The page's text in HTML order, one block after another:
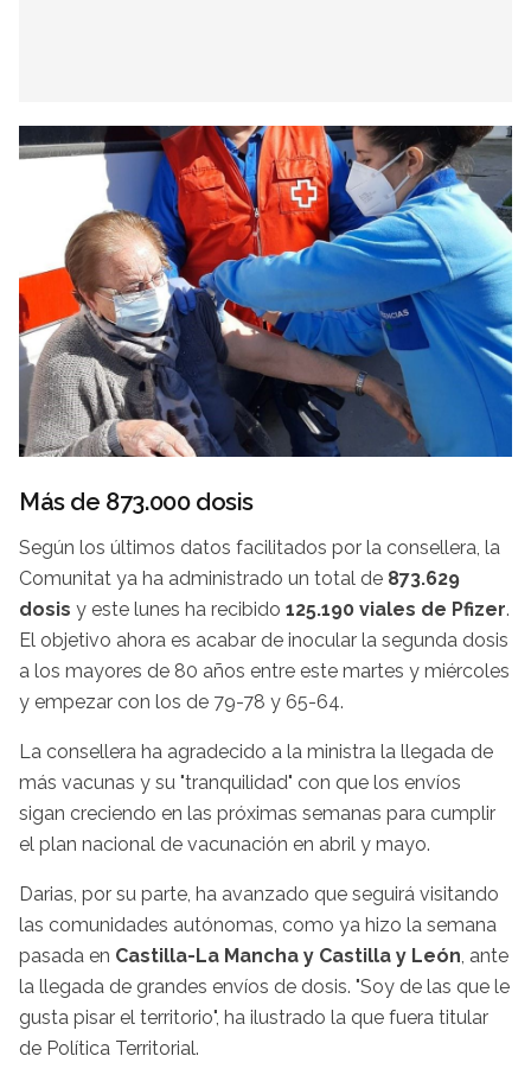
Más de 873.000 dosis
Según los últimos datos facilitados por la consellera, la
Comunitat ya ha administrado un total de 873.629
dosis y este lunes ha recibido 125.190 viales de Pfizer.
El objetivo ahora es acabar de inocular la segunda dosis
a los mayores de 80 años entre este martes y miércoles
y empezar con los de 79-78 y 65-64.
La consellera ha agradecido a la ministra la llegada de
más vacunas y su "tranquilidad" con que los envíos
sigan creciendo en las próximas semanas para cumplir
el plan nacional de vacunación en abril y mayo.
Darias, por su parte, ha avanzado que seguirá visitando
las comunidades autónomas, como ya hizo la semana
pasada en Castilla-La Mancha y Castilla y León , ante
la llegada de grandes envíos de dosis. "Soy de las que le
gusta pisar el territorio", ha ilustrado la que fuera titular
de Política Territorial.